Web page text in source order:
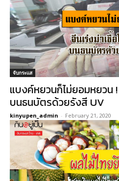
จับกระแส
แบงค์หยวนก็ไม่ยอมหยวน
บนธนบัตรด้วยรังสี UV
kinyupen_admin - February 21, 2020